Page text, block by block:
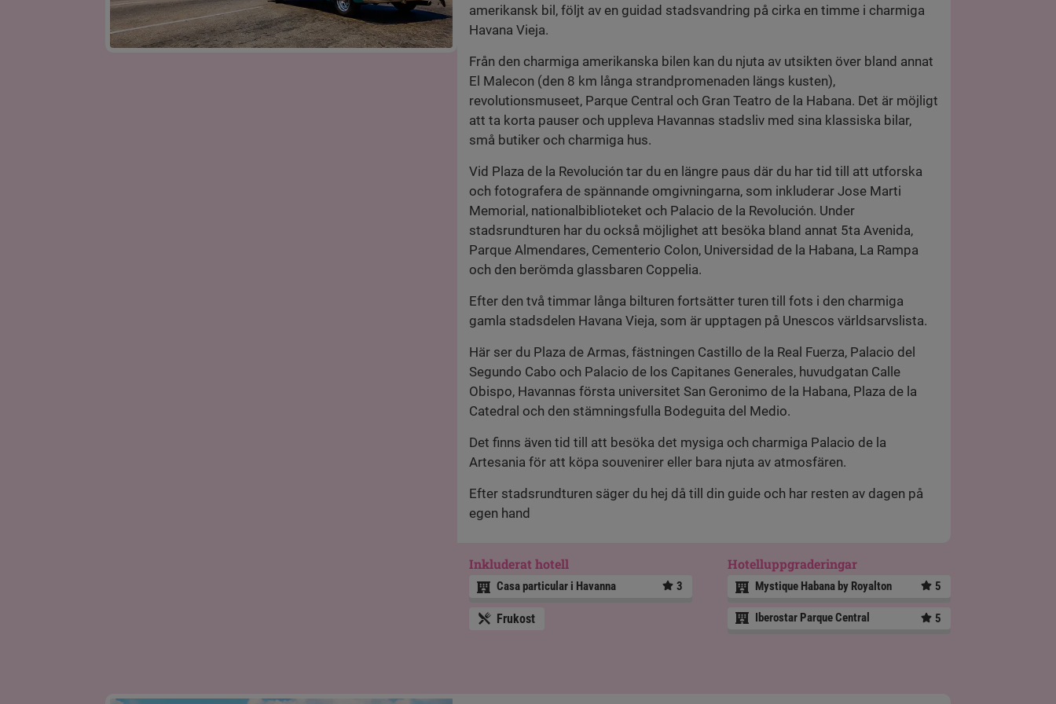
amerikansk bil, följt av en guidad stadsvandring på cirka en timme i charmiga
Havana Vieja.
Från den charmiga amerikanska bilen kan du njuta av utsikten över bland annat
El Malecon (den 8 km långa strandpromenaden längs kusten),
revolutionsmuseet, Parque Central och Gran Teatro de la Habana. Det är möjligt
att ta korta pauser och uppleva Havannas stadsliv med sina klassiska bilar,
små butiker och charmiga hus.
Vid Plaza de la Revolución tar du en längre paus där du har tid till att utforska
och fotografera de spännande omgivningarna, som inkluderar Jose Marti
Memorial, nationalbiblioteket och Palacio de la Revolución. Under
stadsrundturen har du också möjlighet att besöka bland annat 5ta Avenida,
Parque Almendares, Cementerio Colon, Universidad de la Habana, La Rampa
och den berömda glassbaren Coppelia.
Efter den två timmar långa bilturen fortsätter turen till fots i den charmiga
gamla stadsdelen Havana Vieja, som är upptagen på Unescos världsarvslista.
Här ser du Plaza de Armas, fästningen Castillo de la Real Fuerza, Palacio del
Segundo Cabo och Palacio de los Capitanes Generales, huvudgatan Calle
Obispo, Havannas första universitet San Geronimo de la Habana, Plaza de la
Catedral och den stämningsfulla Bodeguita del Medio.
Det finns även tid till att besöka det mysiga och charmiga Palacio de la
Artesania för att köpa souvenirer eller bara njuta av atmosfären.
Efter stadsrundturen säger du hej då till din guide och har resten av dagen på
egen hand
Inkluderat hotell
Casa particular i Havanna 3
Frukost
Hotelluppgraderingar
Mystique Habana by Royalton 5
Iberostar Parque Central 5